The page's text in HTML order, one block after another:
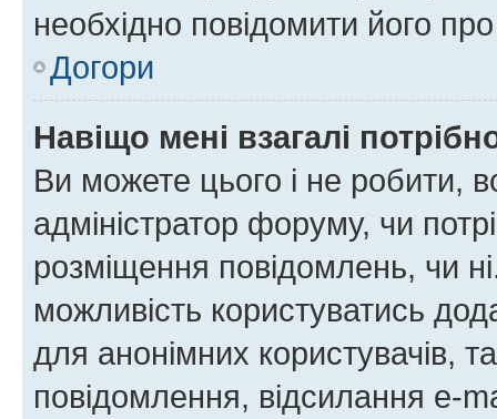
необхідно повідомити його
Догори
Навіщо мені взагалі
Ви можете цього і не робити,
адміністратор форуму, чи
розміщення повідомлень, чи
можливість користуватись
для анонімних користувачів,
повідомлення, відсилання e-